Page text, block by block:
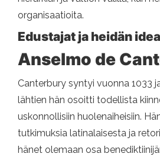
organisaatioita.
Edustajat ja heidän
Anselmo de
Canterbury syntyi vuonna 1033
lähtien hän osoitti todellista
uskonnollisiin huolenaiheisiin.
tutkimuksia latinalaisesta ja
hänet olemaan osa